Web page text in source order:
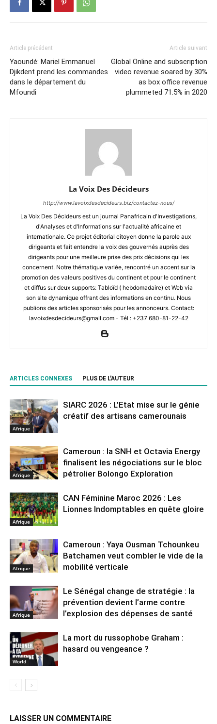
Article précédent
Yaoundé: Mariel Emmanuel
Djikdent prend les commandes
dans le département du
Mfoundi
Article suivant
Global Online and subscription
video revenue soared by 30%
as box office revenue
plummeted 71.5% in 2020
La Voix Des Décideurs
http://www.lavoixdesdecideurs.biz/contactez-nous/
La Voix Des Décideurs est un journal Panafricain d'Investigations,
d'Analyses et d'Informations sur l'actualité africaine et
internationale. Ce projet éditorial citoyen donne la parole aux
dirigeants et fait entendre la voix des gouvernés auprès des
dirigeants pour une meilleure prise des prix décisions qui les
concernent. Notre thématique variée, rencontré un accent sur la
promotion des valeurs positives du continent et pour le continent
et diffus sur deux supports: Tabloïd ( hebdomadaire) et Web via
son site dynamique offrant des informations en continu. Nous
publions des articles sponsorisés pour les annonceurs. Contact:
lavoixdesdecideurs@gmail.com - Tél : +237 680-81-22-42
ARTICLES CONNEXES PLUS DE L'AUTEUR
Afrique
SIARC 2026 : L’Etat mise sur le génie
créatif des artisans camerounais
Afrique
Cameroun : la SNH et Octavia Energy
finalisent les négociations sur le bloc
pétrolier Bolongo Exploration
Afrique
CAN Féminine Maroc 2026 : Les
Lionnes Indomptables en quête gloire
Afrique
Cameroun : Yaya Ousman Tchounkeu
Batchamen veut combler le vide de la
mobilité verticale
Afrique
Le Sénégal change de stratégie : la
prévention devient l’arme contre
l’explosion des dépenses de santé
World
La mort du russophobe Graham :
hasard ou vengeance ?
LAISSER UN COMMENTAIRE